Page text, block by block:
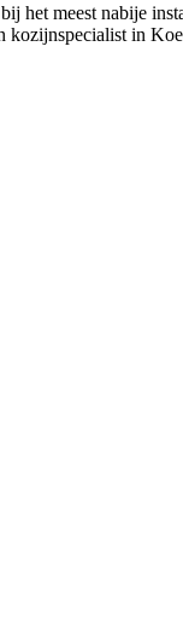
het meest nabije
kozijnspecialist in